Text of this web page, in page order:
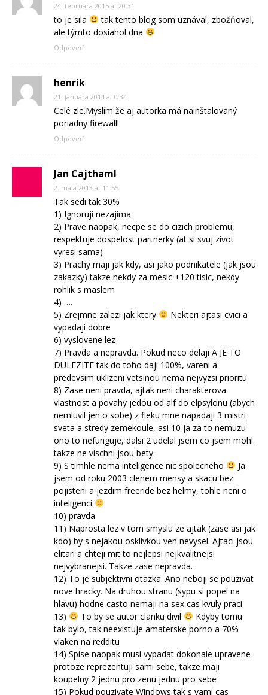
24. februára 2015 at 20:31
to je sila
tak tento blog som uznával, zbožňoval,
ale týmto dosiahol dna
Odpoveď
henrik
21. januára 2014 at 0:34
Celé zle.Myslím že aj autorka má nainštalovaný
poriadny firewall!
Odpoveď
Jan Cajthaml
2. mája 2013 at 11:55
Tak sedi tak 30%
1) Ignoruji nezajima
2) Prave naopak, necpe se do cizich problemu,
respektuje dospelost partnerky (at si svuj zivot
vyresi sama)
3) Prachy maji jak kdy, asi jako podnikatele (jak jsou
zakazky) takze nekdy za mesic +120 tisic, nekdy
rohlik s maslem
4) ….
5) Zrejmne zalezi jak ktery
Nekteri ajtasi cvici a
vypadaji dobre
6) vyslovene lez
7) Pravda a nepravda. Pokud neco delaji A JE TO
DULEZITE tak do toho daji 100%, vareni a
predevsim uklizeni vetsinou nema nejvyzsi prioritu
8) Zase neni pravda, ajtak neni charakterova
vlastnost a povahy jedou od alf do elpsylonu (abych
nemluvil jen o sobe) z fleku mne napadaji 3 mistri
sveta a stredy zemekoule, asi 10 ja za to nemuzu
ono to nefunguje, dalsi 2 udelal jsem co jsem mohl.
takze ne vischni jsou bety.
9) S timhle nema inteligence nic spolecneho
Ja
jsem od roku 2003 clenem mensy a skacu bez
pojisteni a jezdim freeride bez helmy, tohle neni o
inteligenci
10) pravda
11) Naprosta lez v tom smyslu ze ajtak (zase asi jak
kdo) by s nejakou osklivkou ven nevysel. Ajtaci jsou
elitari a chteji mit to nejlepsi nejkvalitnejsi
nejvybranejsi. Takze zase nepravda.
12) To je subjektivni otazka. Ano neboji se pouzivat
nove hracky. Na druhou stranu (sypu si popel na
hlavu) hodne casto nemaji na sex cas kvuly praci.
13)
To by se autor clanku divil
Kdyby tomu
tak bylo, tak neexistuje amaterske porno a 70%
vlaken na redditu
14) Spise naopak musi vypadat dokonale upravene
protoze reprezentuji sami sebe, takze maji
koupelny 2 jednu pro zenu jednu pro sebe
15) Pokud pouzivate Windows tak s vami cas